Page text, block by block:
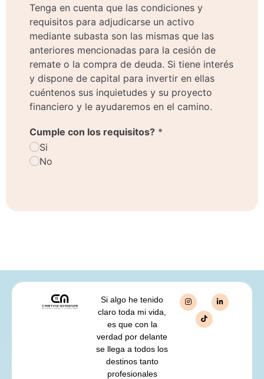
Tenga en cuenta que las condiciones y
requisitos para adjudicarse un activo
mediante subasta son las mismas que las
anteriores mencionadas para la cesión de
remate o la compra de deuda. Si tiene interés
y dispone de capital para invertir en ellas
cuéntenos sus inquietudes y su proyecto
financiero y le ayudaremos en el camino.
Cumple con los requisitos? *
Si
No
Si algo he tenido
claro toda mi vida,
es que con la
verdad por delante
se llega a todos los
destinos tanto
profesionales